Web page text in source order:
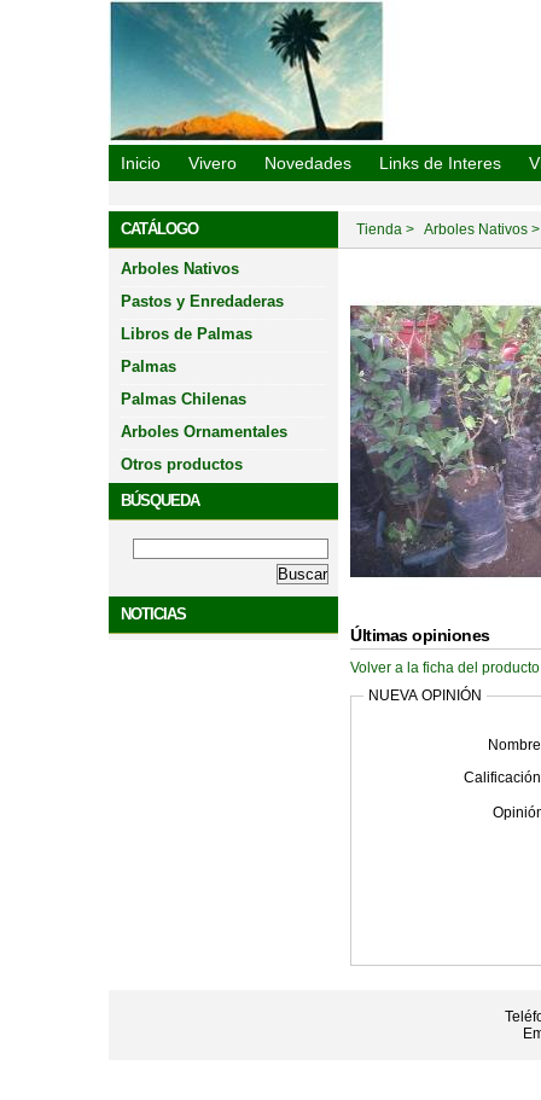
Vivero Oasis De La Campana
Inicio Vivero Novedades Links de Interes
CATÁLOGO
Arboles Nativos
Pastos y Enredaderas
Libros de Palmas
Palmas
Palmas Chilenas
Arboles Ornamentales
Otros productos
BÚSQUEDA
NOTICIAS
Tienda Arboles Nativos
Últimas opiniones
Volver a la ficha del producto
NUEVA OPINIÓN